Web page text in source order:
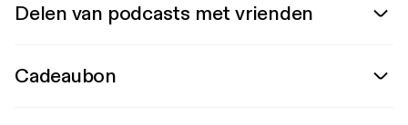
Delen van podcasts met vrienden
Cadeaubon